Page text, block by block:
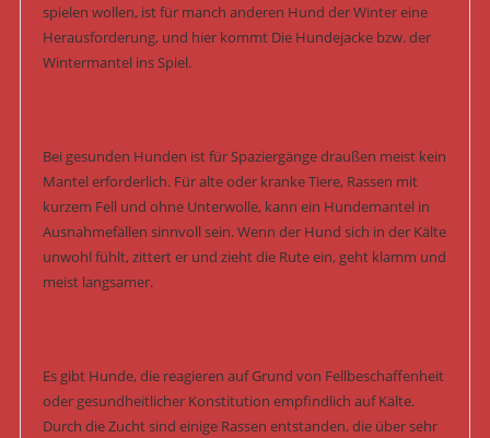
spielen wollen, ist für manch anderen Hund der Winter eine
Herausforderung, und hier kommt Die Hundejacke bzw. der
Wintermantel ins Spiel.
Bei gesunden Hunden ist für Spaziergänge draußen meist kein
Mantel erforderlich. Für alte oder kranke Tiere, Rassen mit
kurzem Fell und ohne Unterwolle, kann ein Hundemantel in
Ausnahmefällen sinnvoll sein. Wenn der Hund sich in der Kälte
unwohl fühlt, zittert er und zieht die Rute ein, geht klamm und
meist langsamer.
Es gibt Hunde, die reagieren auf Grund von Fellbeschaffenheit
oder gesundheitlicher Konstitution empfindlich auf Kälte.
Durch die Zucht sind einige Rassen entstanden, die über sehr